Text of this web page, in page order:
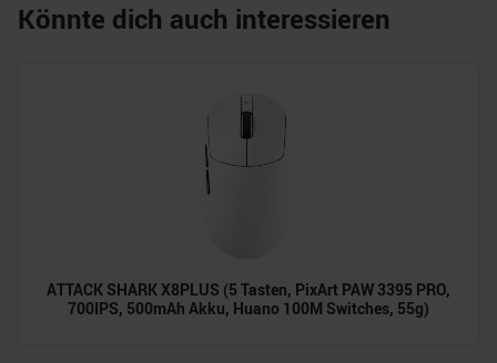
Könnte dich auch interessieren
ATTACK SHARK X8PLUS (5 Tasten, PixArt PAW 3395 PRO,
700IPS, 500mAh Akku, Huano 100M Switches, 55g)